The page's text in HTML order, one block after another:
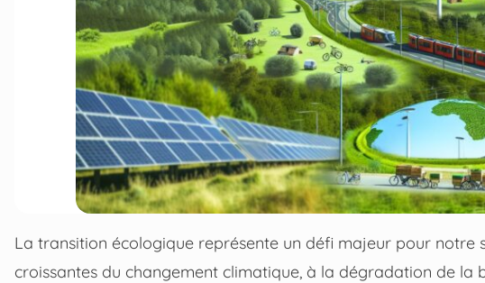
La transition écologique représente un défi majeur pour notre
croissantes du changement climatique, à la dégradation de la